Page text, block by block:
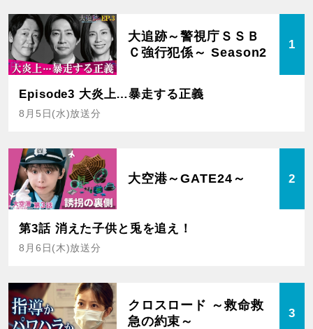
大追跡～警視庁ＳＳＢ
Ｃ強行犯係～ Season2
1
Episode3 大炎上…暴走する正義
8月5日(水)放送分
大空港～GATE24～ 2
第3話 消えた子供と兎を追え！
8月6日(木)放送分
クロスロード ～救命救
急の約束～
3